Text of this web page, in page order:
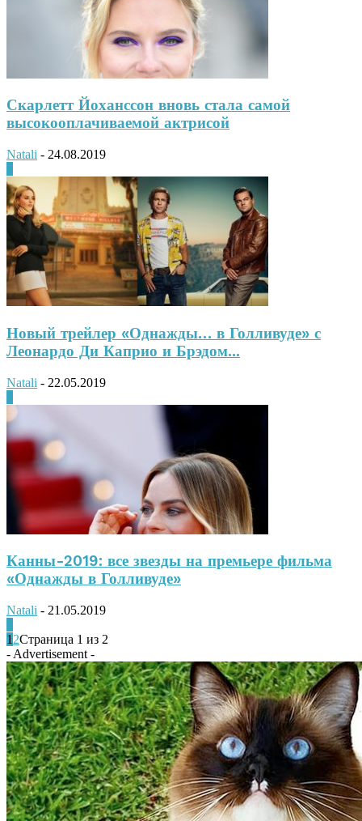
Скарлетт Йоханссон вновь стала самой
высокооплачиваемой актрисой
Natali - 24.08.2019
Новый трейлер «Однажды… в Голливуде» с
Леонардо Ди Каприо и Брэдом...
Natali - 22.05.2019
Канны-2019: все звезды на премьере фильма
«Однажды в Голливуде»
Natali - 21.05.2019
1 2Страница 1 из 2
- Advertisement -